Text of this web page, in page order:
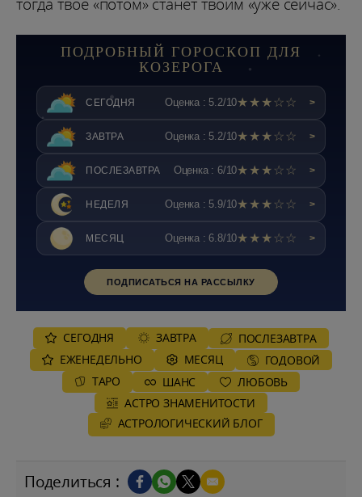
ПОДРОБНЫЙ ГОРОСКОП ДЛЯ
КОЗЕРОГА
СЕГОДНЯ Оценка : 5.2/10★★★☆☆ >
ЗАВТРА Оценка : 5.2/10★★★☆☆ >
ПОСЛЕЗАВТРА Оценка : 6/10★★★☆☆ >
НЕДЕЛЯ Оценка : 5.9/10★★★☆☆ >
МЕСЯЦ Оценка : 6.8/10★★★☆☆ >
ПОДПИСАТЬСЯ НА РАССЫЛКУ
СЕГОДНЯ ЗАВТРА
ПОСЛЕЗАВТРА
ЕЖЕНЕДЕЛЬНО
MЕСЯЦ
ГОДОВОЙ
ТАРО
ШАНС
ЛЮБОВЬ
АСТРО ЗНАМЕНИТОСТИ
AСТРОЛОГИЧЕСКИЙ БЛОГ
Поделиться :